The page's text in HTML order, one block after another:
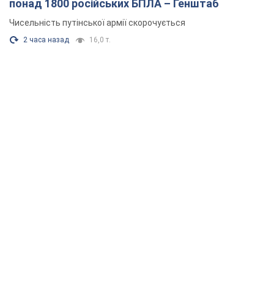
понад 1800 російських БПЛА – Генштаб
Чисельність путінської армії скорочується
2 часа назад 16,0 т.